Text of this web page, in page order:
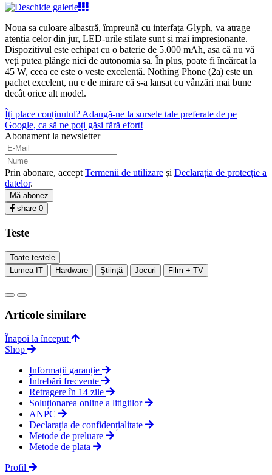
Noua sa culoare albastră, împreună cu interfața Glyph, va atrage
atenția celor din jur, LED-urile stilate sunt și mai impresionante.
Dispozitivul este echipat cu o baterie de 5.000 mAh, așa că nu vă
veți putea plânge nici de autonomia sa. În plus, poate fi încărcat la
45 W, ceea ce este o veste excelentă. Nothing Phone (2a) este un
pachet excelent, nu e de mirare că s-a lansat cu vânzări mai bune
decât orice alt model.
Îți place conținutul? Adaugă-ne la sursele tale preferate de pe
Google, ca să ne poți găsi fără efort!
Abonament la newsletter
Prin abonare, accept Termenii de utilizare și Declarația de protecție a
datelor.
Mă abonez
share 0
Teste
Toate testele
Lumea IT
Hardware Ştiinţă Jocuri Film + TV
Articole similare
Înapoi la început
Shop
Informații garanție
Întrebări frecvente
Retragere în 14 zile
Soluționarea online a litigiilor
ANPC
Declarația de confidențialitate
Metode de preluare
Metode de plata
Profil